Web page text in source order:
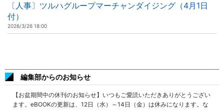
〔人事〕ツルハグループマーチャンダイジング（4月1日
付）
2026/3/26 18:00
編集部からのお知らせ
【お盆期間中の休刊のお知らせ】いつもご愛読いただきありがとうござい
ます。eBOOKの更新は、12日（水）～14日（金）は休みになります。な